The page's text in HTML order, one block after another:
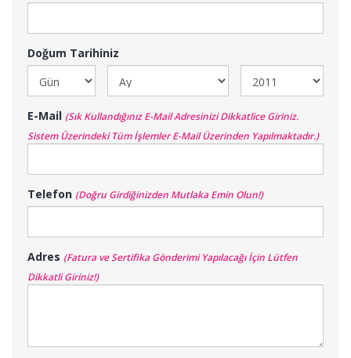
Doğum Tarihiniz
E-Mail (Sık Kullandığınız E-Mail Adresinizi Dikkatlice Giriniz.
Sistem Üzerindeki Tüm İşlemler E-Mail Üzerinden Yapılmaktadır.)
Telefon (Doğru Girdiğinizden Mutlaka Emin Olun!)
Adres (Fatura ve Sertifika Gönderimi Yapılacağı İçin Lütfen
Dikkatli Giriniz!)